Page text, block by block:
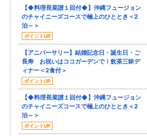
【◆料理長菜譜１回付◆】沖縄フュージョン
のチャイニーズコースで極上のひととき＜2
泊～＞
ポイントUP
【アニバーサリー】結婚記念日・誕生日・ご
長寿 お祝いはココガーデンで！飲茶三昧デ
ィナー＜2食付＞
ポイントUP
【◆料理長菜譜１回付◆】沖縄フュージョン
のチャイニーズコースで極上のひととき＜2
泊～＞
ポイントUP